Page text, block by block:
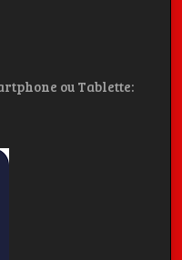
ou Tablette: